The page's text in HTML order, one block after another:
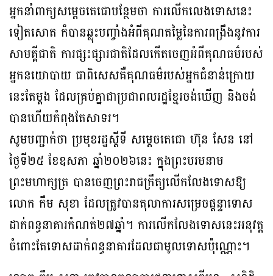
អ្នកនាំពាក្យសម្តេចតេជោបន្ថែមថា ការលើកលេងទោសនេះ
ទៀតសោត ក៏បានឆ្លុះបញ្ចាំងអំពីគុណតម្លៃនៃការពង្រឹងនូវការ
សាមគ្គីជាតិ ការផ្សះផ្សារជាតិដែលកើតចេញអំពីគុណធម៌របស់
អ្នកនយោបាយ ជាពិសេសគឺគុណធម៌របស់អ្នកជំនាន់ក្រោយ
នេះតែម្ដង ដែលគ្រប់គ្នាជាប្រជាពលរដ្ឋខ្មែរចង់ឃើញ និងចង់
បានហើយកំពុងតែសាទរ។
សូមបញ្ជាក់ថា ប្រមុខរដ្ឋស្តីទី សម្តេចតេជោ ហ៊ុន សែន នៅ
ថ្ងៃទី២៥ ខែឧសភា ឆ្នាំ២០២៦នេះ ក្នុងព្រះបរមនាម
ព្រះមហាក្សត្រ បានចេញព្រះរាជក្រឹត្យលើកលែងទោសឱ្យ
លោក កឹម សុខា ដែលត្រូវបានតុលាការសម្រេចផ្តន្ទាទោស
ដាក់ពន្ធនាគារកំណត់២៧ឆ្នាំ។ ការលើកលែងទោសនេះអនុវត្ត
ចំពោះតែទោសដាក់ពន្ធនាគារដែលជាមូលទោសប៉ុណ្ណោះ។